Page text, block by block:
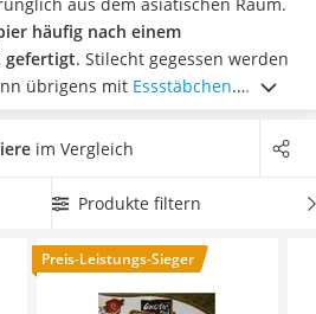
häufig nach einem
gefertigt. Stilecht gegessen werden
übrigens mit Essstäbchen.
aus unserer Vergleichstabelle,
Salz enthält
. In diversen Tests
zu viel Salz gegessen
Gutes tun und beispielsweise
Überzeugt hat uns hier im August
Arche Naturküche Bio-Reis-
im Vergleich
Produkte filtern
Preis-Leistungs-Sieger